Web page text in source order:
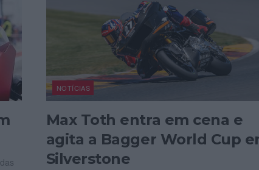
NOTÍCIAS
Max Toth entra em cena e
agita a Bagger World Cup
Silverstone